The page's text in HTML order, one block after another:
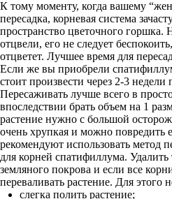
К тому моменту, когда вашему
пересадка, корневая система
пространство цветочного
отцвели, его не следует
отцветет. Лучшее время для
Если же вы приобрели
стоит произвести через 2-3 недели
Пересаживать лучше всего в
впоследствии брать объем на 1
растение нужно с большой
очень хрупкая и можно повредить
рекомендуют использовать метод
для корней спатифиллума.
земляного покрова и если все
переваливать растение. Для этого
слегка полить растение;